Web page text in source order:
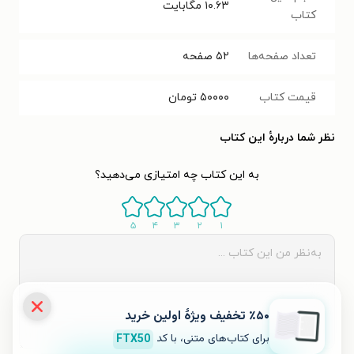
کتاب
۱۰.۶۳ مگابایت
تعداد صفحه‌ها ۵۲ صفحه
قیمت کتاب ۵۰۰۰۰ تومان
نظر شما دربارهٔ این کتاب
به این کتاب چه امتیازی می‌دهید؟
۱ ۲ ۳ ۴ ۵
٪۵۰ تخفیف ویژۀ اولین خرید
برای کتاب‌های متنی، با کد FTX50